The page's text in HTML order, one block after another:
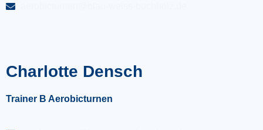
Charlotte Densch
Trainer B Aerobicturnen